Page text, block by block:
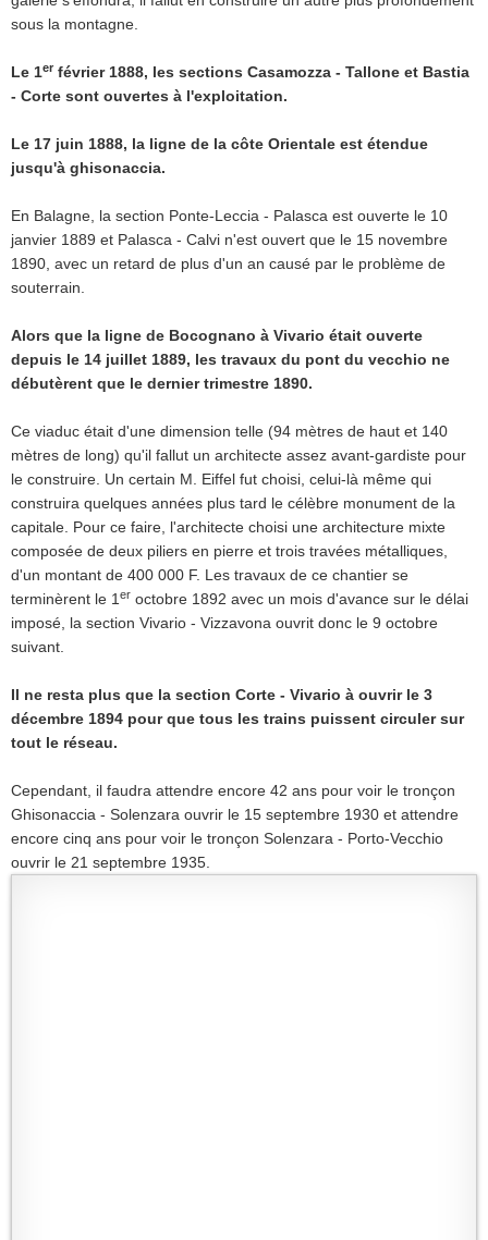
sous la montagne.
Le 1er février 1888, les sections Casamozza - Tallone et Bastia
- Corte sont ouvertes à l'exploitation.
Le 17 juin 1888, la ligne de la côte Orientale est étendue
jusqu'à ghisonaccia.
En Balagne, la section Ponte-Leccia - Palasca est ouverte le 10
janvier 1889 et Palasca - Calvi n'est ouvert que le 15 novembre
1890, avec un retard de plus d'un an causé par le problème de
souterrain.
Alors que la ligne de Bocognano à Vivario était ouverte
depuis le 14 juillet 1889, les travaux du pont du vecchio ne
débutèrent que le dernier trimestre 1890.
Ce viaduc était d'une dimension telle (94 mètres de haut et 140
mètres de long) qu'il fallut un architecte assez avant-gardiste pour
le construire. Un certain M. Eiffel fut choisi, celui-là même qui
construira quelques années plus tard le célèbre monument de la
capitale. Pour ce faire, l'architecte choisi une architecture mixte
composée de deux piliers en pierre et trois travées métalliques,
d'un montant de 400 000 F. Les travaux de ce chantier se
terminèrent le 1 er octobre 1892 avec un mois d'avance sur le délai
imposé, la section Vivario - Vizzavona ouvrit donc le 9 octobre
suivant.
Il ne resta plus que la section Corte - Vivario à ouvrir le 3
décembre 1894 pour que tous les trains puissent circuler sur
tout le réseau.
Cependant, il faudra attendre encore 42 ans pour voir le tronçon
Ghisonaccia - Solenzara ouvrir le 15 septembre 1930 et attendre
encore cinq ans pour voir le tronçon Solenzara - Porto-Vecchio
ouvrir le 21 septembre 1935.